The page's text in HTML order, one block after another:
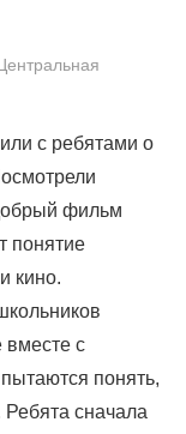
с ребятами о
фильм
понятие
кино.
вместе с
понять,
Ребята сначала